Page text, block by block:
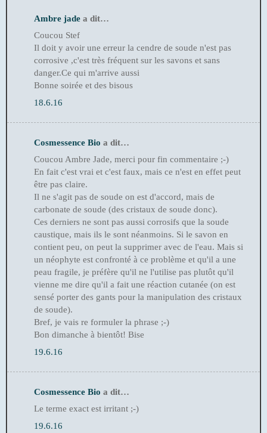
Ambre jade a dit…
Coucou Stef
Il doit y avoir une erreur la cendre de soude n'est pas
corrosive ,c'est très fréquent sur les savons et sans
danger.Ce qui m'arrive aussi
Bonne soirée et des bisous
18.6.16
Cosmessence Bio a dit…
Coucou Ambre Jade, merci pour fin commentaire ;-)
En fait c'est vrai et c'est faux, mais ce n'est en effet peut
être pas claire.
Il ne s'agit pas de soude on est d'accord, mais de
carbonate de soude (des cristaux de soude donc).
Ces derniers ne sont pas aussi corrosifs que la soude
caustique, mais ils le sont néanmoins. Si le savon en
contient peu, on peut la supprimer avec de l'eau. Mais si
un néophyte est confronté à ce problème et qu'il a une
peau fragile, je préfère qu'il ne l'utilise pas plutôt qu'il
vienne me dire qu'il a fait une réaction cutanée (on est
sensé porter des gants pour la manipulation des cristaux
de soude).
Bref, je vais re formuler la phrase ;-)
Bon dimanche à bientôt! Bise
19.6.16
Cosmessence Bio a dit…
Le terme exact est irritant ;-)
19.6.16